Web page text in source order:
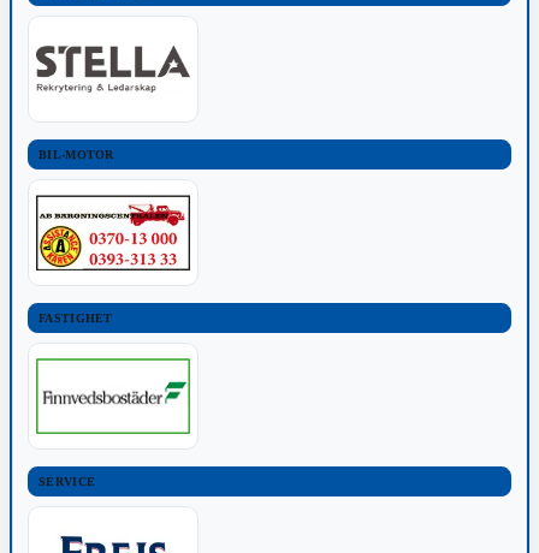
BIL-MOTOR
FASTIGHET
SERVICE